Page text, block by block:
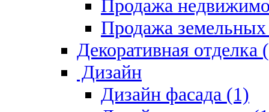
Продажа
Продажа земельных
Декоративная отделка
Дизайн
Дизайн фасада (1)